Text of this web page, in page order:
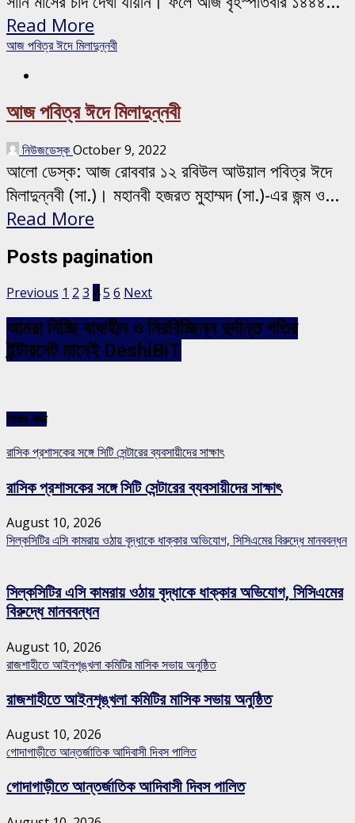
Read More
আজ পবিত্র ঈদে মিলাদুন্নবী
আজ পবিত্র ঈদে মিলাদুন্নবী
নিউজডেস্কOctober 9, 2022
আলো ডেস্ক: আজ রোববার ১২ রবিউল আউয়াল পবিত্র ঈদে
মিলাদুন্নবী (সা.)। মহানবী হজরত মুহাম্মদ (সা.)-এর জন্ম ও...
Read More
Posts pagination
Previous 1 2 3 45 6 Next
আমরা দিচ্ছি বাধাহীন ও নিরবিচ্ছিন্ন দুর্দান্ত গতির
ইন্টারনেট মানেই DeshiBiT
আরও খবর
রাসিক প্রশাসকের সঙ্গে সিটি সেন্টারের ব্যবসায়ীদের সাক্ষাৎ
রাসিক প্রশাসকের সঙ্গে সিটি সেন্টারের ব্যবসায়ীদের সাক্ষাৎ
August 10, 2026
সিল্কসিটির এসি কামরায় ওঠায় বৃদ্ধাকে ধাক্কার অভিযোগ, সিসিএমের বিরুদ্ধে মানববন্ধন
সিল্কসিটির এসি কামরায় ওঠায় বৃদ্ধাকে ধাক্কার অভিযোগ, সিসিএমের
বিরুদ্ধে মানববন্ধন
August 10, 2026
রাজশাহীতে আইনশৃঙ্খলা কমিটির মাসিক সভায় অনুষ্ঠিত
রাজশাহীতে আইনশৃঙ্খলা কমিটির মাসিক সভায় অনুষ্ঠিত
August 10, 2026
গোদাগাড়ীতে আন্তর্জাতিক আদিবাসী দিবস পালিত
গোদাগাড়ীতে আন্তর্জাতিক আদিবাসী দিবস পালিত